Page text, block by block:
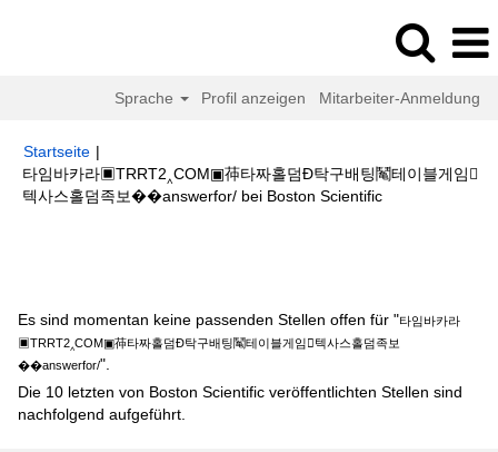
Sprache Profil anzeigen Mitarbeiter-Anmeldung
Startseite |
타임바카라▣TRRT2‸COM▣茽타짜홀덤Đ탁구배팅䰗테이블게임
텍사스홀덤족보��answerfor/ bei Boston Scientific(aktuelle
Es sind momentan keine passenden Stellen offen für "타임바카라
▣TRRT2‸COM▣茽타짜홀덤Đ탁구배팅䰗테이블게임텍사스홀덤족보
��answerfor/".
Die 10 letzten von Boston Scientific veröffentlichten Stellen sind
nachfolgend aufgeführt.